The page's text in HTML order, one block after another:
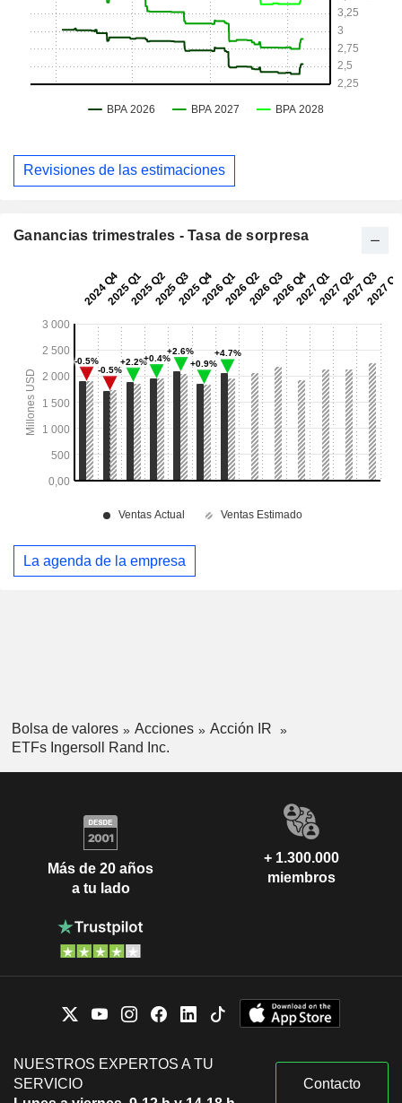
Revisiones de las estimaciones
Ganancias trimestrales - Tasa de sorpresa
La agenda de la empresa
Bolsa de valores Acciones
Acción IR
ETFs Ingersoll Rand Inc.
Más de 20 años
a tu lado
+ 1.300.000
miembros
NUESTROS EXPERTOS A TU
SERVICIO
Contacto